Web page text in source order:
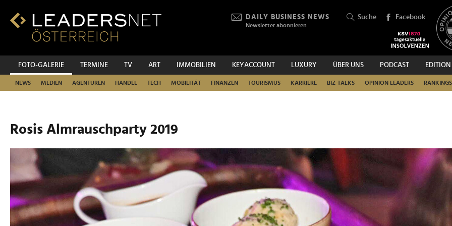
Inhalt
Fußzeilen-
Hauptnavigation
DAILY BUSINESS NEWS
Newsletter abonnieren
Suche Facebook
FOTO-GALERIE TERMINE TV ART IMMOBILIEN KEYACCOUNT LUXURY ÜBER UNS PODCAST EDITION
NEWS MEDIEN AGENTUREN HANDEL TECH MOBILITÄT FINANZEN TOURISMUS KARRIERE BIZ-TALKS OPINION LEADERS RANKINGS
SUCHEN
Rosis Almrauschparty 2019